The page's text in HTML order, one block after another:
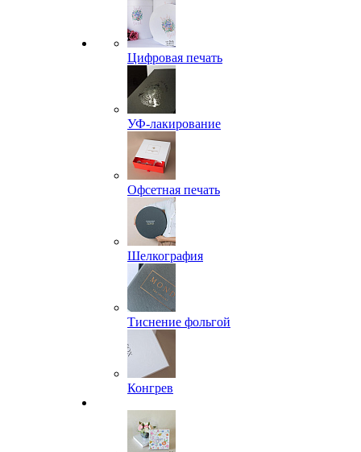
Цифровая печать
УФ-лакирование
Офсетная печать
Шелкография
Тиснение фольгой
Конгрев